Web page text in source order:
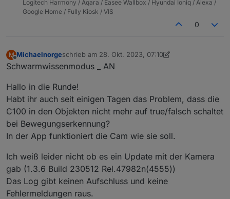
zugreift, oder liege ich da falsch?
Logitech Harmony / Aqara / Easee Wallbox / Hyundai Ioniq / Alexa /
Google Home / Fully Kiosk / VIS
0
M
Offline
Michaelnorgeschrieb am 28. Okt. 2023, 07:10
zuletzt editiert von Michaelnorge
Schwarmwissenmodus _ AN
Hallo in die Runde!
Habt ihr auch seit einigen Tagen das Problem, dass die
C100 in den Objekten nicht mehr auf true/falsch schaltet
bei Bewegungserkennung?
In der App funktioniert die Cam wie sie soll.
Ich weiß leider nicht ob es ein Update mit der Kamera
gab (1.3.6 Build 230512 Rel.47982n(4555))
Das Log gibt keinen Aufschluss und keine
Fehlermeldungen raus.